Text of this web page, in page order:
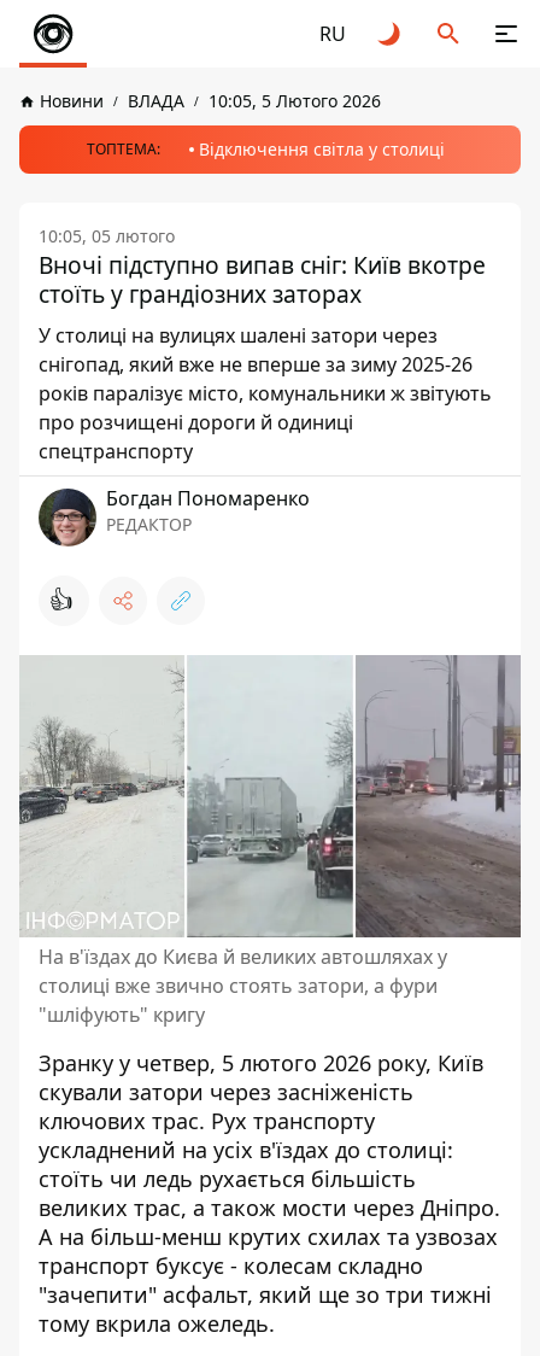
RU
Новини ВЛАДА 10:05, 5 Лютого 2026
ТОПТЕМА: Відключення світла у столиці
10:05, 05 лютого
Вночі підступно випав сніг: Київ вкотре
стоїть у грандіозних заторах
У столиці на вулицях шалені затори через
снігопад, який вже не вперше за зиму 2025-26
років паралізує місто, комунальники ж звітують
про розчищені дороги й одиниці
спецтранспорту
Богдан Пономаренко
РЕДАКТОР
👍
На в'їздах до Києва й великих автошляхах у
столиці вже звично стоять затори, а фури
"шліфують" кригу
Зранку у четвер, 5 лютого 2026 року, Київ
скували затори через засніженість
ключових трас. Рух транспорту
ускладнений на усіх в'їздах до столиці:
стоїть чи ледь рухається більшість
великих трас, а також мости через Дніпро.
А на більш-менш крутих схилах та узвозах
транспорт буксує - колесам складно
"зачепити" асфальт, який ще зо три тижні
тому вкрила ожеледь.